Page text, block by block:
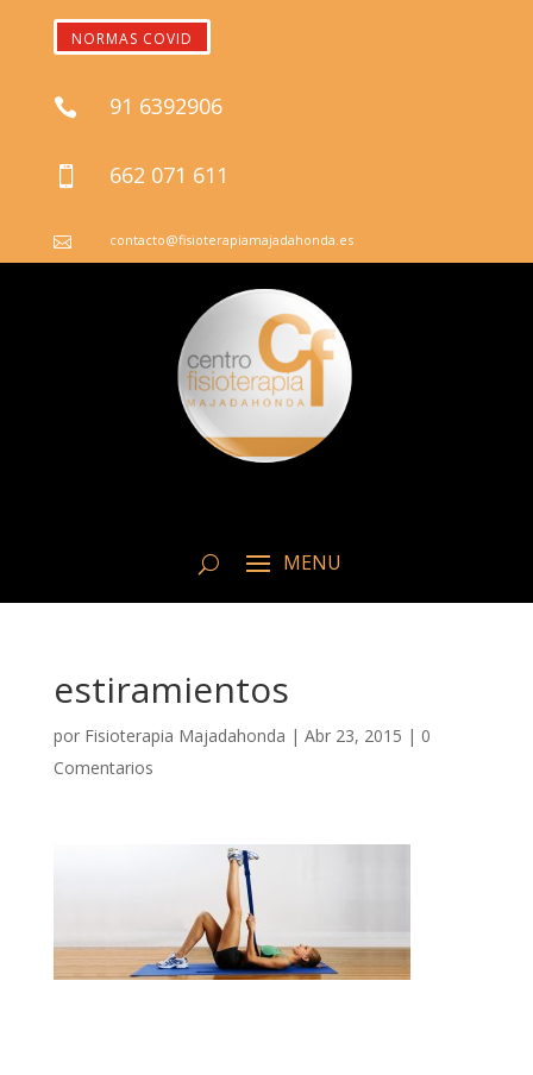
NORMAS COVID
 91 6392906
 662 071 611
 contacto@fisioterapiamajadahonda.es
estiramientos
por Fisioterapia Majadahonda | Abr 23, 2015 | 0
Comentarios